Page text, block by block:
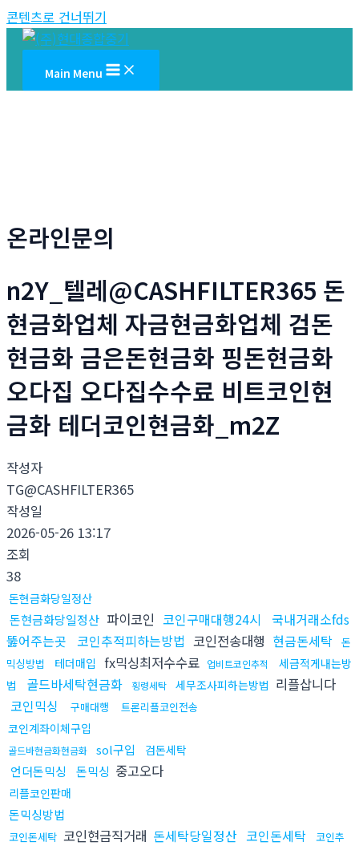
콘텐츠로 건너뛰기
Main Menu
온라인문의
n2Y_텔레@CASHFILTER365 돈
현금화업체 자금현금화업체 검돈
현금화 금은돈현금화 핑돈현금화
오다집 오다집수수료 비트코인현
금화 테더코인현금화_m2Z
작성자
TG@CASHFILTER365
작성일
2026-05-26 13:17
조회
38
돈현금화당일정산
돈현금화당일정산 파이코인 코인구매대행24시
국내거래소fds
뚫어주는곳 코인추적피하는방법 코인전송대행 현금돈세탁 돈
믹싱방법
테더매입 fx믹싱최저수수료 업비트코인추적
세금적게내는방
법
골드바세탁현금화 횡령세탁 세무조사피하는방법 리플삽니다
코인믹싱
구매대행 트론리플코인전송
코인계좌이체구입
골드바현금화현금화 sol구입 검돈세탁
언더돈믹싱 돈믹싱 중고오다
리플코인판매
돈믹싱방법
코인돈세탁 코인현금직거래 돈세탁당일정산 코인돈세탁
코인추